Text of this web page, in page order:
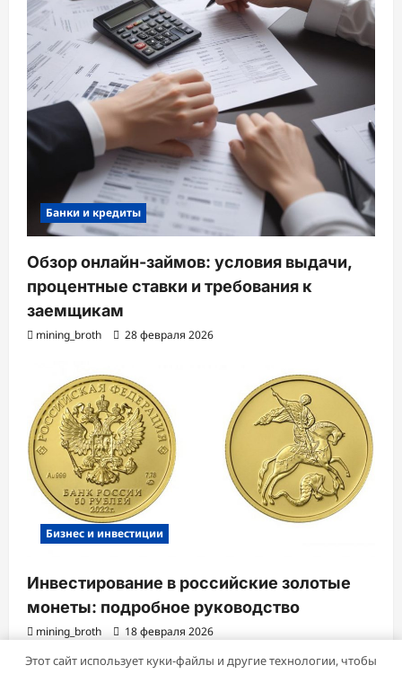
Банки и кредиты
Обзор онлайн-займов: условия выдачи,
процентные ставки и требования к
заемщикам
mining_broth 28 февраля 2026
Бизнес и инвестиции
Инвестирование в российские золотые
монеты: подробное руководство
mining_broth 18 февраля 2026
Этот сайт использует куки-файлы и другие технологии, чтобы